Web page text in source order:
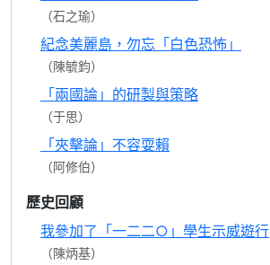
（石之瑜）
紀念美麗島，勿忘「白色恐怖」
（陳毓鈞）
「兩國論」的研製與策略
（于思）
「夾擊論」不容耍賴
（阿修伯）
歷史回顧
我參加了「一二二○」學生示威遊行
（陳炳基）